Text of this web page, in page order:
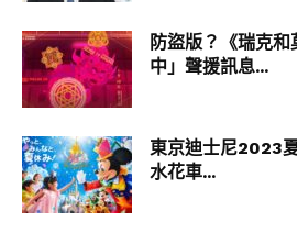
防盜版？《瑞克
中」聲援訊息...
東京迪士尼2023
水花車...